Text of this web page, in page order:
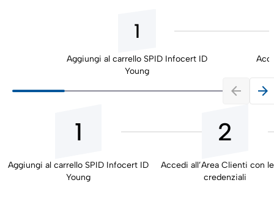
1
Aggiungi al carrello SPID Infocert ID
Young
arrow_back arrow_forward
1
Aggiungi al carrello SPID Infocert ID
Young
2
Accedi all’Area Clienti con
credenziali